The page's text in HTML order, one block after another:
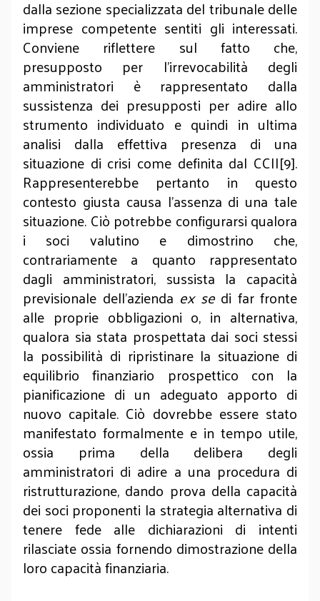
dalla sezione specializzata del tribunale delle
imprese competente sentiti gli interessati.
Conviene riflettere sul fatto che,
presupposto per l’irrevocabilità degli
amministratori è rappresentato dalla
sussistenza dei presupposti per adire allo
strumento individuato e quindi in ultima
analisi dalla effettiva presenza di una
situazione di crisi come definita dal CCII[9].
Rappresenterebbe pertanto in questo
contesto giusta causa l’assenza di una tale
situazione. Ciò potrebbe configurarsi qualora
i soci valutino e dimostrino che,
contrariamente a quanto rappresentato
dagli amministratori, sussista la capacità
previsionale dell’azienda ex sedi far fronte
alle proprie obbligazioni o, in alternativa,
qualora sia stata prospettata dai soci stessi
la possibilità di ripristinare la situazione di
equilibrio finanziario prospettico con la
pianificazione di un adeguato apporto di
nuovo capitale. Ciò dovrebbe essere stato
manifestato formalmente e in tempo utile,
ossia prima della delibera degli
amministratori di adire a una procedura di
ristrutturazione, dando prova della capacità
dei soci proponenti la strategia alternativa di
tenere fede alle dichiarazioni di intenti
rilasciate ossia fornendo dimostrazione della
loro capacità finanziaria.